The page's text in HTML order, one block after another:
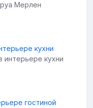
Мерлен
интерьере кухни